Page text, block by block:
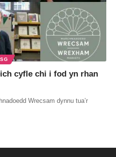
cyfle chi i fod yn rhan
Wrecsam dynnu tua’r